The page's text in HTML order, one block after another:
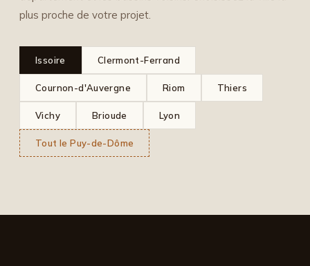
plus proche de votre projet.
Issoire Clermont-Ferrand
Cournon-d'Auvergne Riom Thiers
Vichy Brioude Lyon
Tout le Puy-de-Dôme